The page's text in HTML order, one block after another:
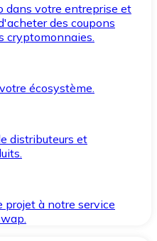
dans votre entreprise et
des coupons
cryptomonnaies.
écosystème.
distributeurs et
projet à notre service